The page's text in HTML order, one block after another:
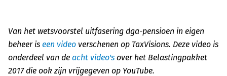
Van het wetsvoorstel uitfasering dga-pensioen in eigen
beheer is een video verschenen op TaxVisions. Deze video is
onderdeel van de acht video's over het Belastingpakket
2017 die ook zijn vrijgegeven op YouTube.